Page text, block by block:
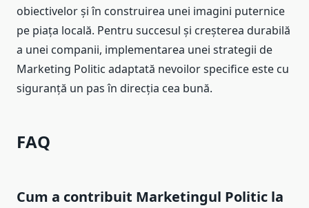
obiectivelor și în construirea unei imagini puternice
pe piața locală. Pentru succesul și creșterea durabilă
a unei companii, implementarea unei strategii de
Marketing Politic adaptată nevoilor specifice este cu
siguranță un pas în direcția cea bună.
FAQ
Cum a contribuit Marketingul Politic la